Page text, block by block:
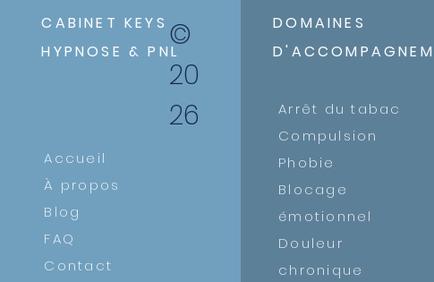
CABINET KEYS
HYPNOSE & PNL©
20
26
Accueil
À propos
Blog
FAQ
Contact
DOMAINES
​Arrêt du tabac
Compulsion
Phobie
Blocage
émotionnel
Douleur
chronique